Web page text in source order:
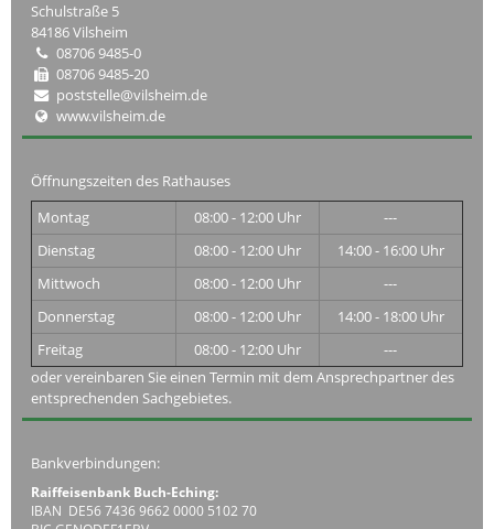
Schulstraße 5
84186 Vilsheim
08706 9485-0
08706 9485-20
poststelle@vilsheim.de
www.vilsheim.de
Öffnungszeiten des Rathauses
Montag
08:00 - 12:00 Uhr
---
Dienstag
08:00 - 12:00 Uhr
14:00 - 16:00 Uhr
Mittwoch
08:00 - 12:00 Uhr
---
Donnerstag
08:00 - 12:00 Uhr
14:00 - 18:00 Uhr
Freitag
08:00 - 12:00 Uhr
---
oder vereinbaren Sie einen Termin mit dem Ansprechpartner des
entsprechenden Sachgebietes.
Bankverbindungen:
Raiffeisenbank Buch-Eching:
IBAN DE56 7436 9662 0000 5102 70